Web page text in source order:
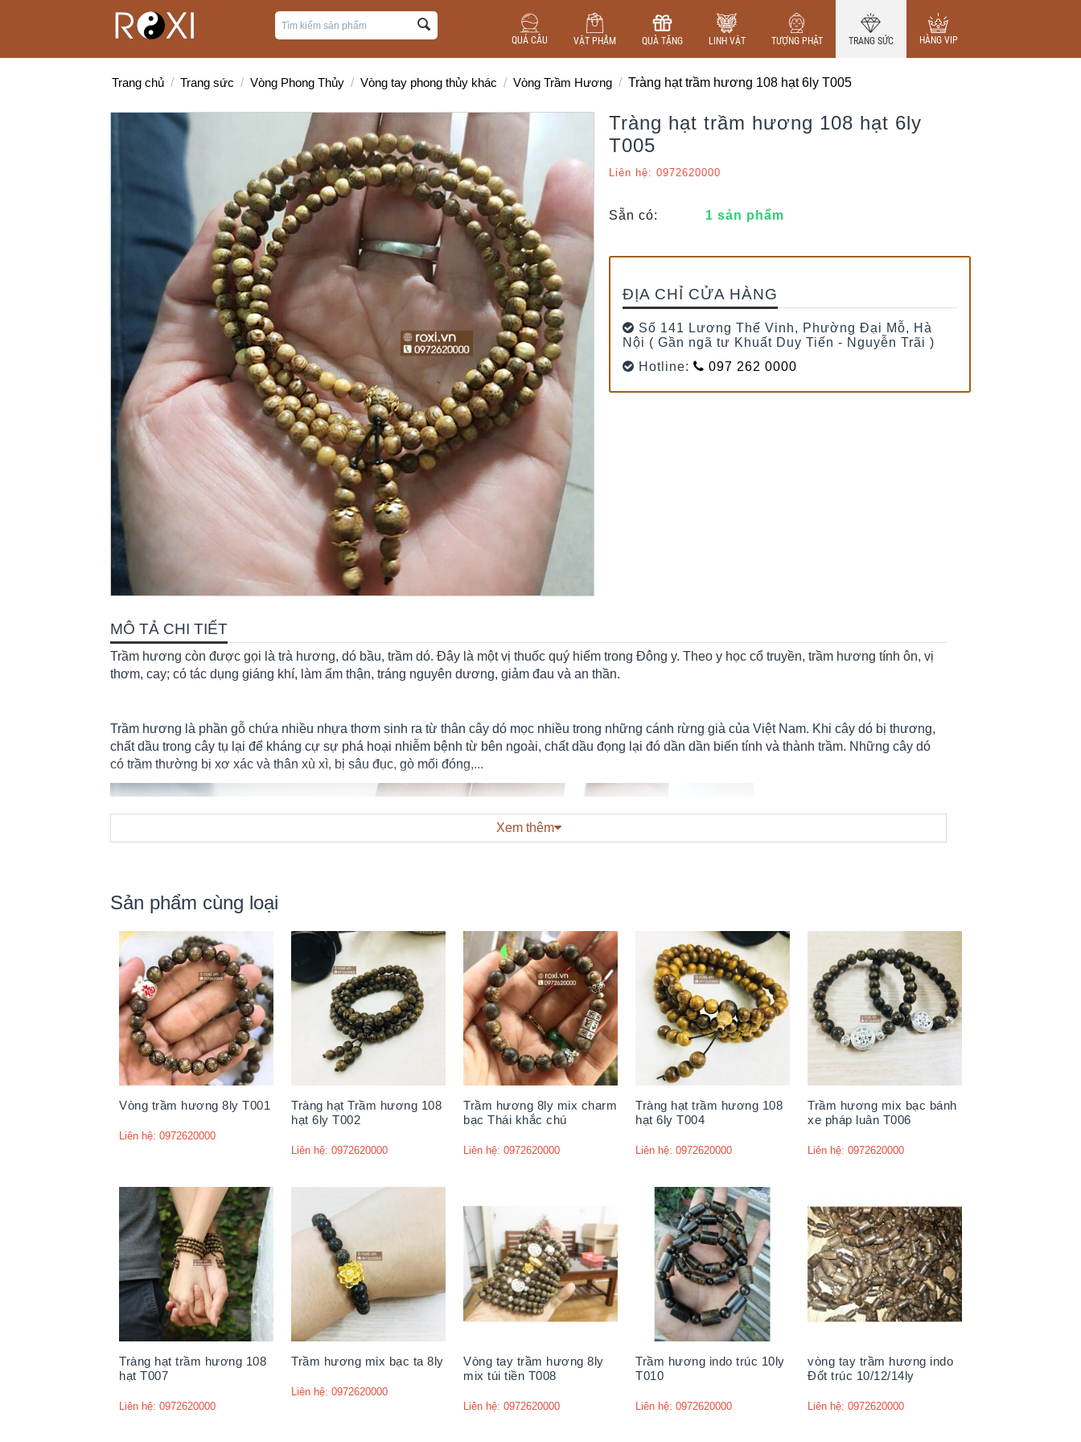
QUẢ CẦU VẬT PHẨM QUÀ TẶNG LINH VẬT TƯỢNG PHẬT TRANG SỨC HÀNG VIP
Trang chủ / Trang sức / Vòng Phong Thủy / Vòng tay phong thủy khác / Vòng Trầm Hương / Tràng hạt trầm hương 108 hạt 6ly T005
Tràng hạt trầm hương 108 hạt 6ly
T005
Liên hệ: 0972620000
Sẵn có: 1 sản phẩm
ĐỊA CHỈ CỬA HÀNG
Số 141 Lương Thế Vinh, Phường Đại Mỗ, Hà
Nội ( Gần ngã tư Khuất Duy Tiến - Nguyễn Trãi )
Hotline:
097 262 0000
MÔ TẢ CHI TIẾT
Trầm hương còn được gọi là trà hương, dó bầu, trầm dó. Đây là một vị thuốc quý hiếm trong Đông y. Theo y học cổ truyền, trầm hương tính ôn, vị
thơm, cay; có tác dụng giáng khí, làm ấm thận, tráng nguyên dương, giảm đau và an thần.
Trầm hương là phần gỗ chứa nhiều nhựa thơm sinh ra từ thân cây dó mọc nhiều trong những cánh rừng già của Việt Nam. Khi cây dó bị thương,
chất dầu trong cây tụ lại để kháng cự sự phá hoại nhiễm bệnh từ bên ngoài, chất dầu đọng lại đó dần dần biến tính và thành trầm. Những cây dó
có trầm thường bị xơ xác và thân xù xì, bị sâu đục, gò mối đóng,...
Xem thêm
Sản phẩm cùng loại
Vòng trầm hương 8ly T001
Liên hệ: 0972620000
Tràng hạt Trầm hương 108
hạt 6ly T002
Liên hệ: 0972620000
Trầm hương 8ly mix charm
bạc Thái khắc chú
Liên hệ: 0972620000
Tràng hạt trầm hương 108
hạt 6ly T004
Liên hệ: 0972620000
Trầm hương mix bạc bánh
xe pháp luân T006
Liên hệ: 0972620000
Tràng hạt trầm hương 108
hạt T007
Liên hệ: 0972620000
Trầm hương mix bạc ta 8ly
Liên hệ: 0972620000
Vòng tay trầm hương 8ly
mix túi tiền T008
Liên hệ: 0972620000
Trầm hương indo trúc 10ly
T010
Liên hệ: 0972620000
vòng tay trầm hương indo
Đốt trúc 10/12/14ly
Liên hệ: 0972620000